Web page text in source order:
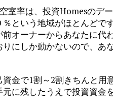
室率は、投資Homesのデ
％という地域がほとんどで
前オーナーからあなたに代
にしか動かないので、あ
資金で1割～2割きちんと用
に残したうえで投資資金